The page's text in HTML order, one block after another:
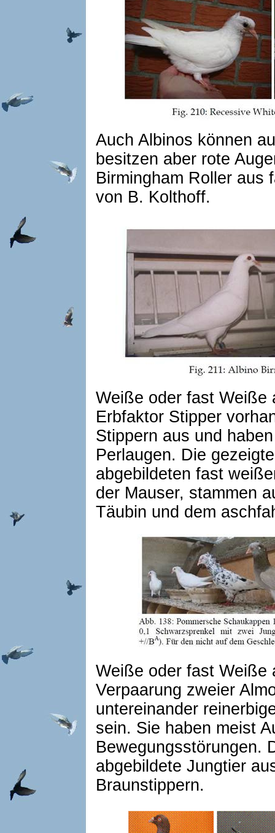
Auch Albinos können
besitzen aber rote
Birmingham Roller aus
von B. Kolthoff.
Weiße oder fast Weiße
Erbfaktor Stipper
Stippern aus und
Perlaugen. Die
abgebildeten fast
der Mauser, stammen
Täubin und dem
Weiße oder fast
Verpaarung zweier
untereinander
sein. Sie haben meist
Bewegungsstörungen.
abgebildete Jungtier
Braunstippern.